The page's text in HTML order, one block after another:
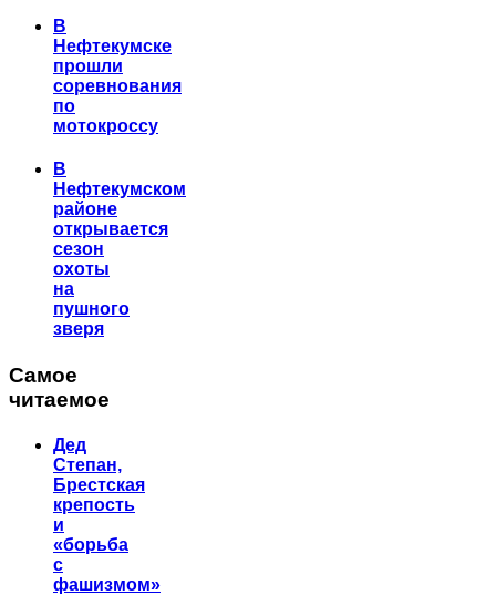
В
Нефтекумске
прошли
соревнования
по
мотокроссу
В
Нефтекумском
районе
открывается
сезон
охоты
на
пушного
зверя
Самое
читаемое
Дед
Степан,
Брестская
крепость
и
«борьба
с
фашизмом»